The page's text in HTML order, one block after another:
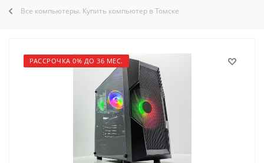
Все компьютеры. Купить компьютер в Томске
РАССРОЧКА 0% ДО 36 МЕС.